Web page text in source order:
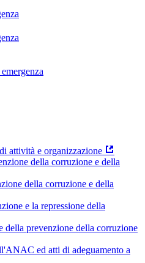
attività e organizzazione
della corruzione e della
della corruzione e della
e la repressione della
della prevenzione della corruzione
ed atti di adeguamento a